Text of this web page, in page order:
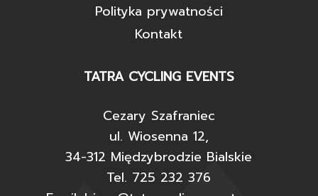
TATRA CYCLING EVENTS
Cezary Szafraniec
ul. Wiosenna 12,
34-312 Międzybrodzie Bialskie
Tel. 725 232 376
Polityka prywatności
Kontakt